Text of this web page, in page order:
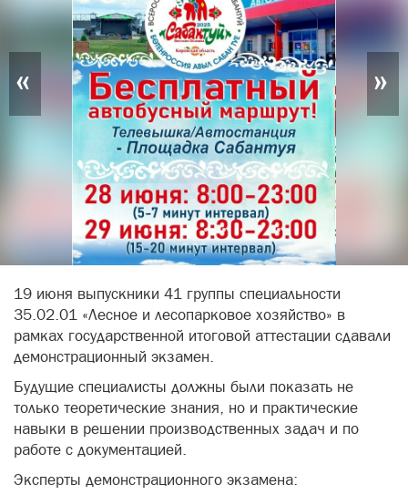
« »
19 июня выпускники 41 группы специальности
35.02.01 «Лесное и лесопарковое хозяйство» в
рамках государственной итоговой аттестации сдавали
демонстрационный экзамен.
Будущие специалисты должны были показать не
только теоретические знания, но и практические
навыки в решении производственных задач и по
работе с документацией.
Эксперты демонстрационного экзамена: